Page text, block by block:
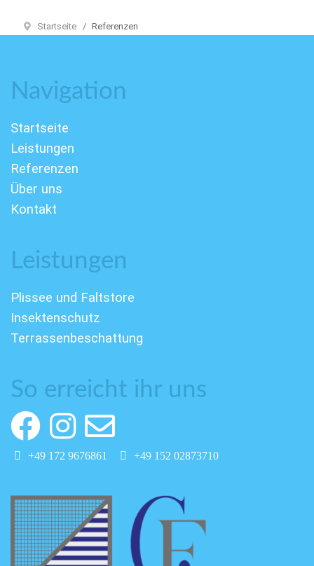
Startseite Referenzen
Navigation
Startseite
Leistungen
Referenzen
Über uns
Kontakt
Leistungen
Plissee und Faltstore
Insektenschutz
Terrassenbeschattung
So erreicht ihr uns
+49 172 9676861 +49 152 02873710